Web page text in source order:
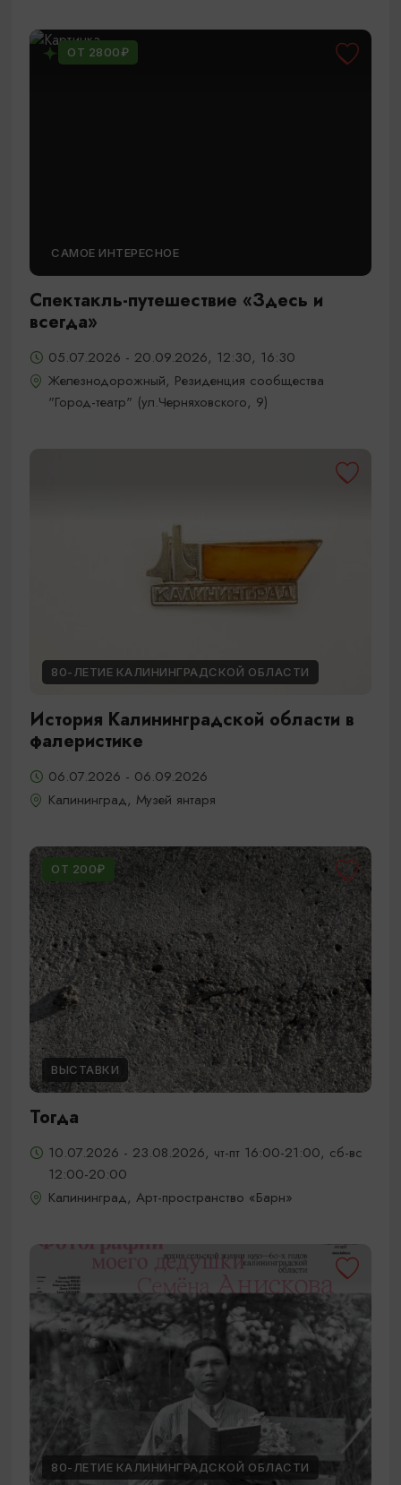
ОТ 2800₽
САМОЕ ИНТЕРЕСНОЕ
Спектакль-путешествие «Здесь и
всегда»
05.07.2026 - 20.09.2026, 12:30, 16:30
Железнодорожный, Резиденция сообщества
"Город-театр" (ул.Черняховского, 9)
80-ЛЕТИЕ КАЛИНИНГРАДСКОЙ ОБЛАСТИ
История Калининградской области в
фалеристике
06.07.2026 - 06.09.2026
Калининград, Музей янтаря
ОТ 200₽
ВЫСТАВКИ
Тогда
10.07.2026 - 23.08.2026, чт-пт 16:00-21:00, сб-вс
12:00-20:00
Калининград, Арт-пространство «Барн»
80-ЛЕТИЕ КАЛИНИНГРАДСКОЙ ОБЛАСТИ